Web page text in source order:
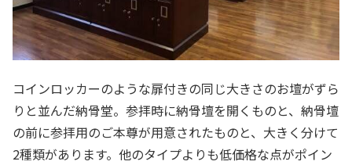
コインロッカーのような扉付きの同じ大きさのお壇がずら
りと並んだ納骨堂。参拝時に納骨壇を開くものと、納骨壇
の前に参拝用のご本尊が用意されたものと、大きく分けて
2種類があります。他のタイプよりも低価格な点がポイン